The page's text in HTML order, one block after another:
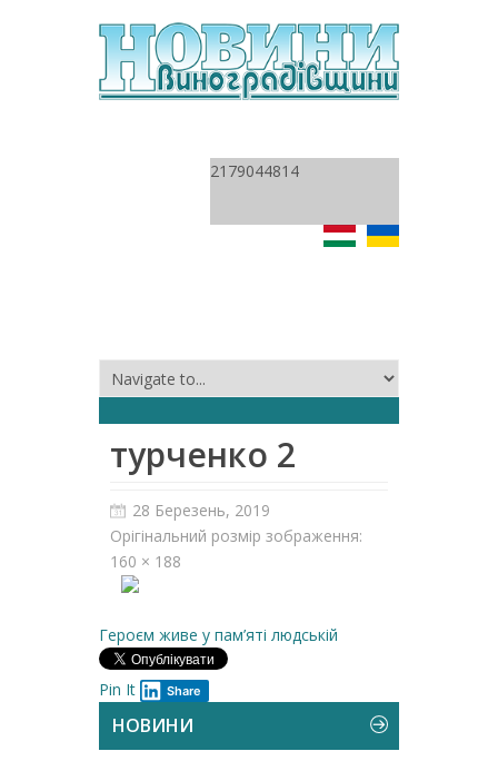
2179044814
турченко 2
28 Березень, 2019
Орігінальний розмір зображення:
160 × 188
Героєм живе у пам’яті людській
Pin It Share
НОВИНИ